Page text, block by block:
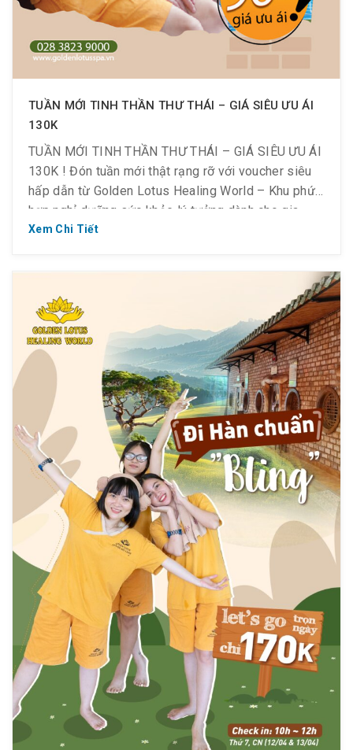
TUẦN MỚI TINH THẦN THƯ THÁI – GIÁ SIÊU ƯU ÁI
130K
TUẦN MỚI TINH THẦN THƯ THÁI – GIÁ SIÊU ƯU ÁI
130K ! Đón tuần mới thật rạng rỡ với voucher siêu
hấp dẫn từ Golden Lotus Healing World – Khu phức
hợp nghỉ dưỡng sức khỏe lý tưởng dành cho gia
đình, bạn bè và cặp đôi. Ngoài các dịch vụ làm đẹp
Xem Chi Tiết